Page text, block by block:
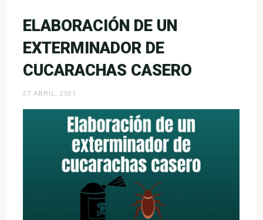
color
el
pH»
ELABORACIÓN DE UN
EXTERMINADOR DE
CUCARACHAS CASERO
27 ABRIL, 2021